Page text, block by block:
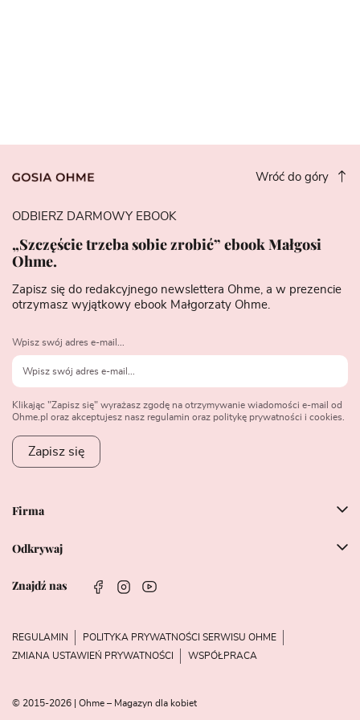
Wróć do góry
Firma
Odkrywaj
Znajdź nas
ODBIERZ DARMOWY EBOOK
„Szczęście trzeba sobie zrobić” ebook Małgosi
Ohme.
Zapisz się do redakcyjnego newslettera Ohme, a w prezencie
otrzymasz wyjątkowy ebook Małgorzaty Ohme.
Wpisz swój adres e-mail...
Klikając "Zapisz się" wyrażasz zgodę na otrzymywanie wiadomości e-mail od
Ohme.pl oraz akceptujesz nasz regulamin oraz politykę prywatności i cookies.
Zapisz się
REGULAMIN
POLITYKA PRYWATNOŚCI SERWISU OHME
ZMIANA USTAWIEŃ PRYWATNOŚCI
WSPÓŁPRACA
© 2015-2026 | Ohme – Magazyn dla kobiet